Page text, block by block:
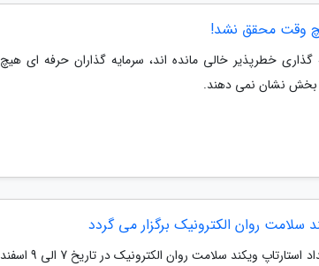
وقت محقق نشد!
خطرپذیر خالی مانده اند، سرمایه گذاران حرفه ای هیچ
بخش نشان نمی دهند.
سلامت روان الکترونیک برگزار می گردد
به گزارش خبرنگاران، اولین رویداد استارتاپ ویکند سلامت روان الکترونیک در تاریخ 7 الی 9 اسفند